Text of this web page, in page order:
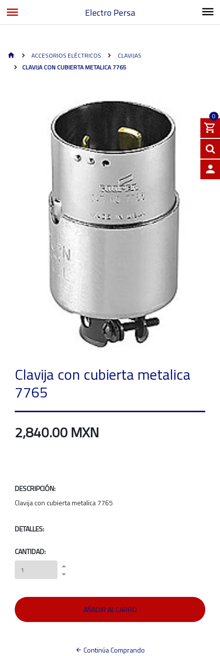
Electro Persa
0
ACCESORIOS ELÉCTRICOS
CLAVIJAS
CLAVIJA CON CUBIERTA METALICA 7765
Clavija con cubierta metalica
7765
2,840.00 MXN
DESCRIPCIÓN:
Clavija con cubierta metalica 7765
DETALLES:
CANTIDAD:
Continúa Comprando